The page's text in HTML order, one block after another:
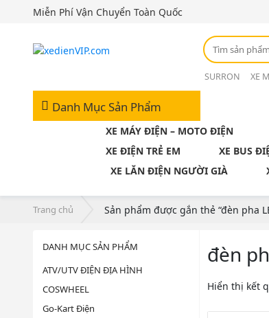
Miễn Phí Vận Chuyển Toàn Quốc
SURRON XE
Danh Mục Sản Phẩm
XE MÁY ĐIỆN – MOTO ĐIỆN
XE ĐIỆN TRẺ EM
XE BUS
XE LĂN ĐIỆN NGƯỜI GIÀ
Trang chủ Sản phẩm được gắn thẻ “đèn pha
DANH MỤC SẢN PHẨM
ATV/UTV ĐIỆN ĐỊA HÌNH
COSWHEEL
Go-Kart Điện
đèn
Hiển thị kết